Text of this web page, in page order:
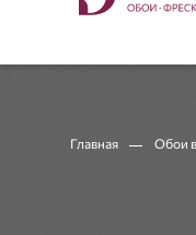
Главная Обои